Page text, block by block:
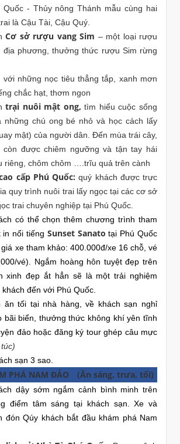
Quốc - Thủy nông Thánh mẫu cùng hai
là Cậu Tài, Cậu Quý.
Cơ sở rượu vang Sim – một loại rượu
địa phương, thưởng thức rượu Sim rừng
với những nọc tiêu thẳng tắp, xanh mơn
chắc hạt, thơm ngon
trại nuôi mật ong, tìm hiểu cuộc sống
những chú ong bé nhỏ và học cách lấy
mật) của người dân. Đến mùa trái cây,
còn được chiêm ngưỡng và tận tay hái
riêng, chôm chôm ….trĩu quả trên cành
cấp Phú Quốc: quý khách được trực
quy trình nuôi trai lấy ngọc tại các cơ sở
trai chuyên nghiệp tại Phú Quốc.
có thể chọn thêm chương trình tham
in nổi tiếng Sunset Sanato tại Phú Quốc
xe tham khảo: 400.000đ/xe 16 chỗ, vé
vé). Ngắm hoàng hôn tuyệt đẹp trên
xinh đẹp ắt hẳn sẽ là một trải nghiệm
đến với Phú Quốc.
ăn tối tại nhà hàng, về khách sạn nghỉ
bãi biển, thưởng thức không khí yên tĩnh
đảo hoặc đăng ký tour ghép câu mực
sạn 3 sao.
PHÁ NAM ĐẢO
(Ăn sáng, trưa, tối)
dậy sớm ngắm cảnh bình minh trên
điểm tâm sáng tại khách sạn. Xe và
đón Qúy khách bắt đầu khám phá Nam